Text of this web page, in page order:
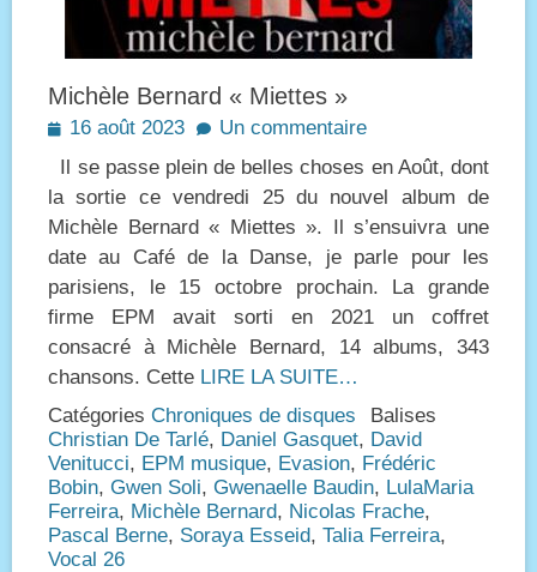
Michèle Bernard « Miettes »
Posted
16 août 2023
Un commentaire
Il se passe plein de belles choses en Août, dont
la sortie ce vendredi 25 du nouvel album de
Michèle Bernard « Miettes ». Il s’ensuivra une
date au Café de la Danse, je parle pour les
parisiens, le 15 octobre prochain. La grande
firme EPM avait sorti en 2021 un coffret
consacré à Michèle Bernard, 14 albums, 343
chansons. Cette LIRE LA SUITE…
Catégories Chroniques de disques
Balises
Christian De Tarlé, Daniel Gasquet, David
Venitucci, EPM musique, Evasion, Frédéric
Bobin, Gwen Soli, Gwenaelle Baudin, LulaMaria
Ferreira, Michèle Bernard, Nicolas Frache,
Pascal Berne, Soraya Esseid, Talia Ferreira,
Vocal 26